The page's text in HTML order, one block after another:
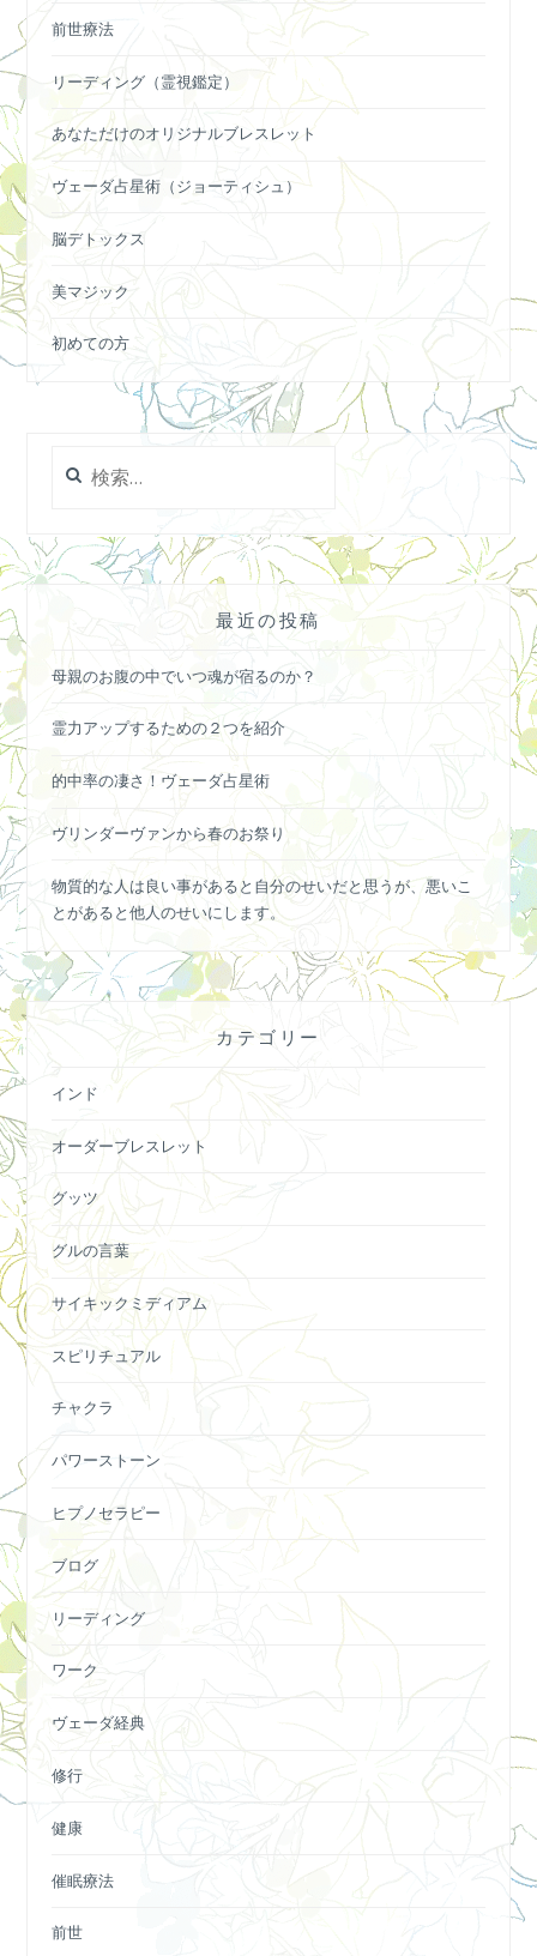
前世療法
リーディング（霊視鑑定）
あなただけのオリジナルブレスレット
ヴェーダ占星術（ジョーティシュ）
脳デトックス
美マジック
初めての方
索:
最近の投稿
母親のお腹の中でいつ魂が宿るのか？
霊力アップするための２つを紹介
的中率の凄さ！ヴェーダ占星術
ヴリンダーヴァンから春のお祭り
物質的な人は良い事があると自分のせいだと思うが、悪いこ
とがあると他人のせいにします。
カテゴリー
インド
オーダーブレスレット
グッツ
グルの言葉
サイキックミディアム
スピリチュアル
チャクラ
パワーストーン
ヒプノセラピー
ブログ
リーディング
ワーク
ヴェーダ経典
修行
健康
催眠療法
前世